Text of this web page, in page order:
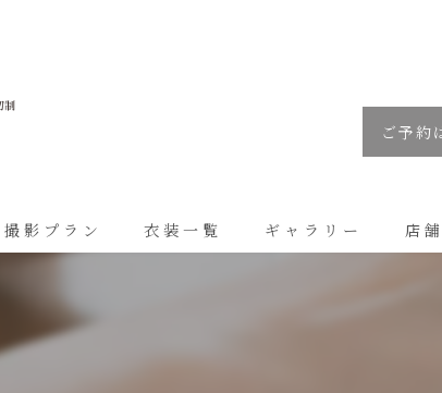
ご予約
撮影プラン
基本プラン
七五三プラン
衣装一覧 ギャラリー 店